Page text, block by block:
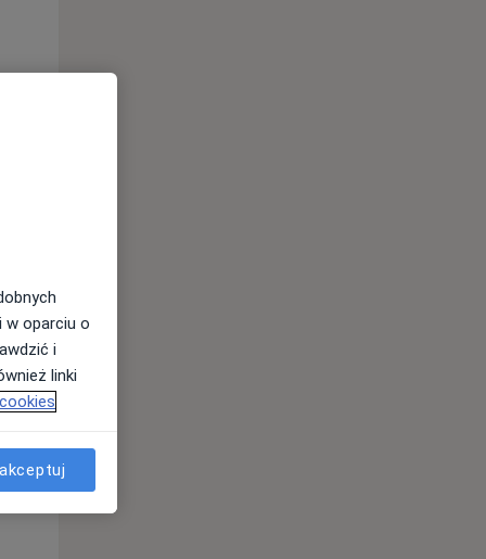
w oparciu o
i
linki